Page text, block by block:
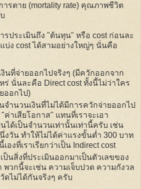
รตาย (mortality rate) คุณภาพชีวิต
ประเมินถึง "ต้นทุน" หรือ cost ก่อนละ
บ่ง cost ได้สามอย่างใหญ่ๆ นั่นคือ
งินที่จ่ายออกไปจริงๆ (มีควักออกจาก
ร่ นั่นละคือ Direct cost ทั้งนี้ไม่ว่าใคร
ออกไป)
จำนวนเงินที่ไม่ได้มีการควักจ่ายออกไป
ค่าเสียโอกาส" แทนที่เราจะเอา
ได้เป็นจำนวนเท่านั้นเท่านี้ครับ เช่น
งวัน ทำให้ไม่ได้ค่าแรงขั้นต่ำ 300 บาท
องที่เราเรียกว่าเป็น Indirect cost
ป็นสิ่งที่ประเมินออกมาเป็นตัวเลขของ
พวกนี้จะเช่น ความเจ็บปวด ความกังวล
ดไม่ได้กันจริงๆ ครับ